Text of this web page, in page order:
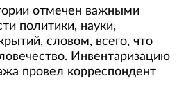
отмечен важными
политики, науки,
словом, всего, что
Инвентаризацию
провел корреспондент